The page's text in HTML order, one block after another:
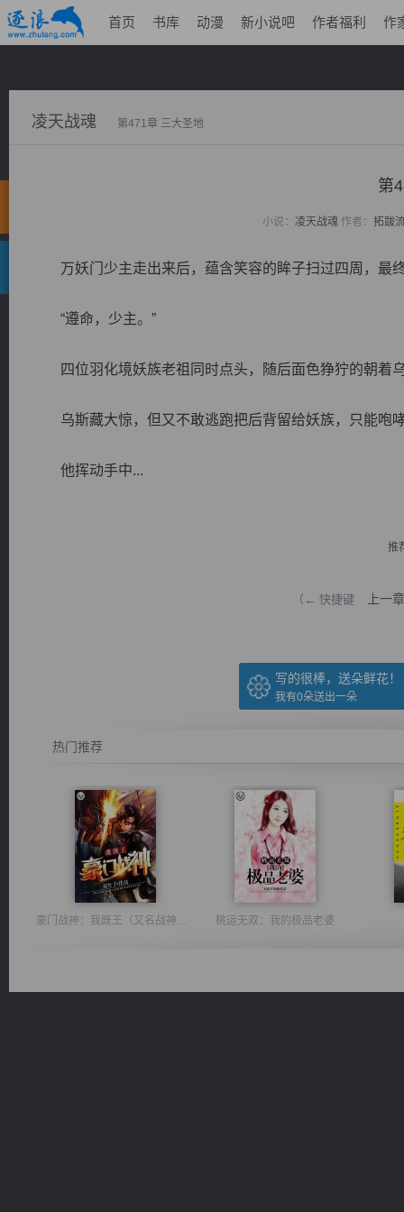
首页 书库 动漫 新小说吧 作者福利 作
凌天战魂 第471章 三大圣地
第
小说： 凌天战魂作者： 拓跋
万妖门少主走出来后，蕴含笑容的眸子扫过四周，最终
“遵命，少主。”
四位羽化境妖族老祖同时点头，随后面色狰狞的朝着
乌斯藏大惊，但又不敢逃跑把后背留给妖族，只能咆哮
他挥动手中...
推
（← 快捷键 上一章
写的很棒，送朵鲜花！
我有0朵送出一朵
热门推荐
豪门战神：我既王（又名战神归来不败神婿修罗战神） 桃运无双：我的极品老婆